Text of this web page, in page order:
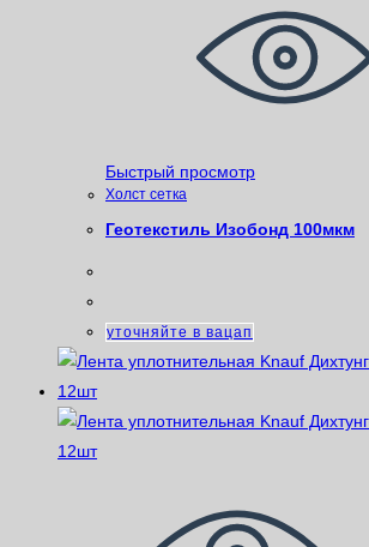
Быстрый просмотр
Xолст сетка
Геотекстиль Изобонд 100мкм
уточняйте в вацап